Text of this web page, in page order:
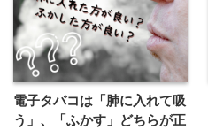
電子タバコは「肺に入れて吸
う」、「ふかす」どちらが正